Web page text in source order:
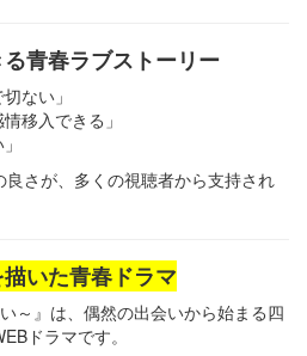
青春ラブストーリー
ない」
移入できる」
良さが、多くの視聴者から支持され
いた青春ドラマ
～』は、偶然の出会いから始まる四
ドラマです。